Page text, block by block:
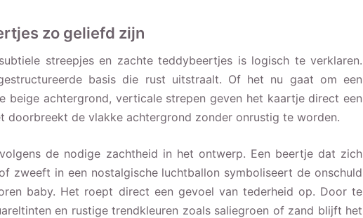
zo geliefd zijn
streepjes en zachte teddybeertjes is logisch te verklaren.
basis die rust uitstraalt. Of het nu gaat om een
beige achtergrond, verticale strepen geven het kaartje direct een
doorbreekt de vlakke achtergrond zonder onrustig te worden.
de nodige zachtheid in het ontwerp. Een beertje dat zich
zweeft in een nostalgische luchtballon symboliseert de onschuld
baby. Het roept direct een gevoel van tederheid op. Door te
en rustige trendkleuren zoals saliegroen of zand blijft het